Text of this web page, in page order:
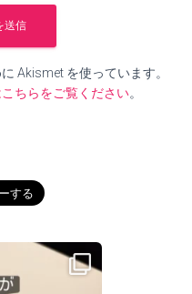
Akismet を使っています。
ちらをご覧ください。